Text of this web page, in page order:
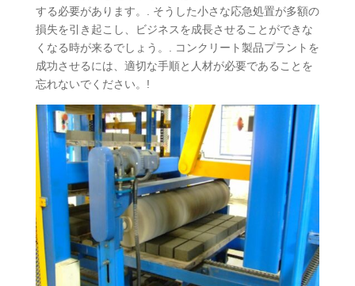
する必要があります。. そうした小さな応急処置が多額の
損失を引き起こし、ビジネスを成長させることができな
くなる時が来るでしょう。. コンクリート製品プラントを
成功させるには、適切な手順と人材が必要であることを
忘れないでください。!